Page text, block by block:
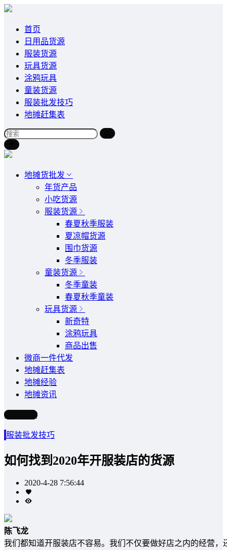
首页
日用品货源
服装货源
玩具货源
涂鸦玩具
童装货源
服装批发技巧
地摊赶集表
地摊货批发
年货产品
小吃货源
服装货源
春夏秋季服装
夏凉帽货源
围巾货源
冬季服装
童装货源
冬季童装
春夏秋季童装
玩具货源
新奇特
涂鸦玩具
商品出售
微商一件代发
地摊赶集表
地摊经验
地摊资讯
写文章
服装批发技巧
如何找到2020年开服装店的货源
2020-4-28 7:56:44
陈飞龙
我们都知道开服装店不容易。我们不仅要做好店之内的经营